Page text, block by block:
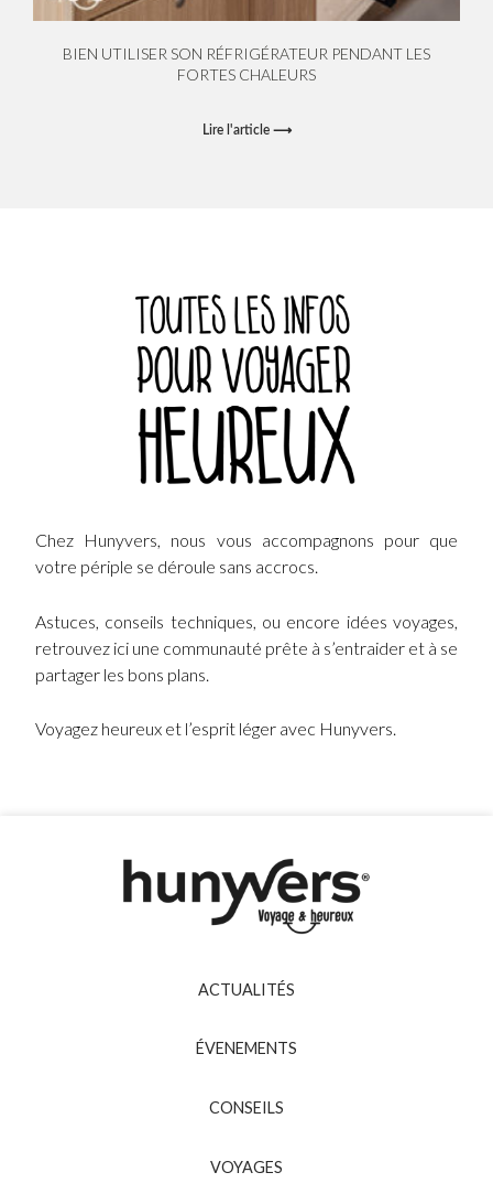
BIEN UTILISER SON RÉFRIGÉRATEUR PENDANT LES
FORTES CHALEURS
Lire l'article ⟶
Chez Hunyvers, nous vous accompagnons pour que
votre périple se déroule sans accrocs.
Astuces, conseils techniques, ou encore idées voyages,
retrouvez ici une communauté prête à s’entraider et à se
partager les bons plans.
Voyagez heureux et l’esprit léger avec Hunyvers.
ACTUALITÉS
ÉVENEMENTS
CONSEILS
VOYAGES